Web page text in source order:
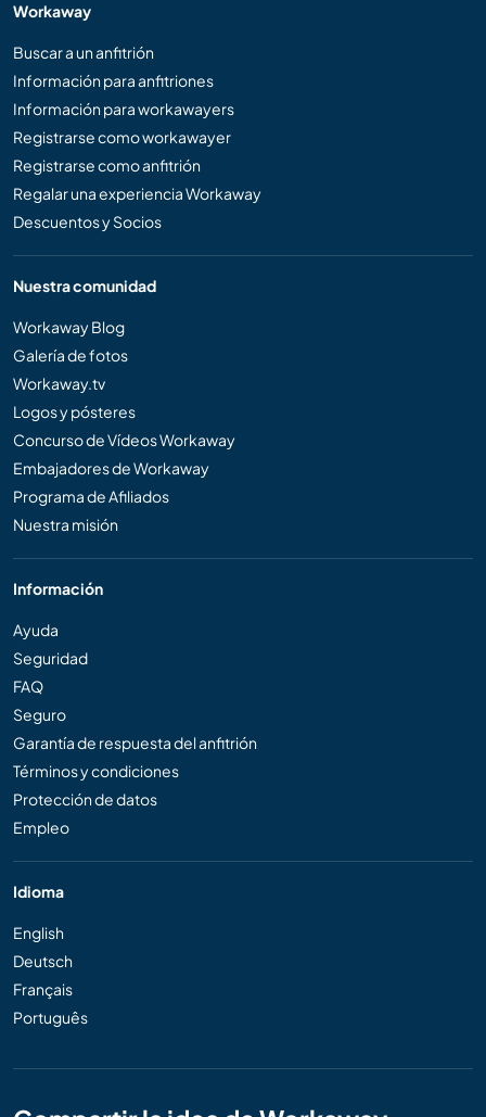
Workaway
Buscar a un anfitrión
Información para anfitriones
Información para workawayers
Registrarse como workawayer
Registrarse como anfitrión
Regalar una experiencia Workaway
Descuentos y Socios
Nuestra comunidad
Workaway Blog
Galería de fotos
Workaway.tv
Logos y pósteres
Concurso de Vídeos Workaway
Embajadores de Workaway
Programa de Afiliados
Nuestra misión
Información
Ayuda
Seguridad
FAQ
Seguro
Garantía de respuesta del anfitrión
Términos y condiciones
Protección de datos
Empleo
Idioma
English
Deutsch
Français
Português